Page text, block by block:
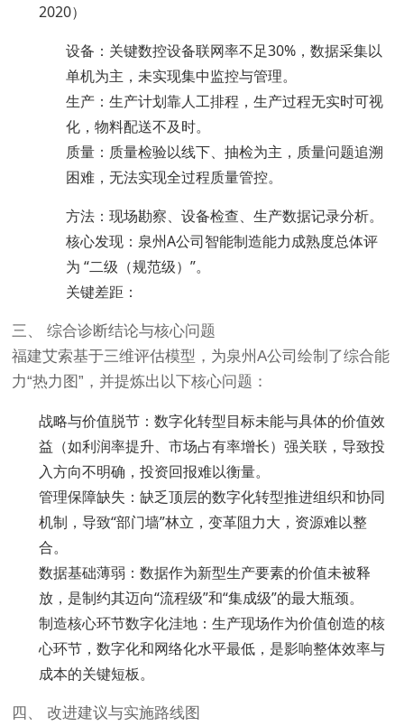
2020）
设备：关键数控设备联网率不足30%，数据采集以
单机为主，未实现集中监控与管理。
生产：生产计划靠人工排程，生产过程无实时可视
化，物料配送不及时。
质量：质量检验以线下、抽检为主，质量问题追溯
困难，无法实现全过程质量管控。
方法：现场勘察、设备检查、生产数据记录分析。
核心发现：泉州A公司智能制造能力成熟度总体评
为 “二级（规范级）”。
关键差距：
三、 综合诊断结论与核心问题
福建艾索基于三维评估模型，为泉州A公司绘制了综合能
力“热力图”，并提炼出以下核心问题：
战略与价值脱节：数字化转型目标未能与具体的价值效
益（如利润率提升、市场占有率增长）强关联，导致投
入方向不明确，投资回报难以衡量。
管理保障缺失：缺乏顶层的数字化转型推进组织和协同
机制，导致“部门墙”林立，变革阻力大，资源难以整
合。
数据基础薄弱：数据作为新型生产要素的价值未被释
放，是制约其迈向“流程级”和“集成级”的最大瓶颈。
制造核心环节数字化洼地：生产现场作为价值创造的核
心环节，数字化和网络化水平最低，是影响整体效率与
成本的关键短板。
四、 改进建议与实施路线图